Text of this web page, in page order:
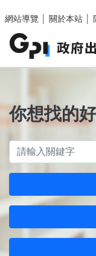
網站導覽
關於本站
你想找的